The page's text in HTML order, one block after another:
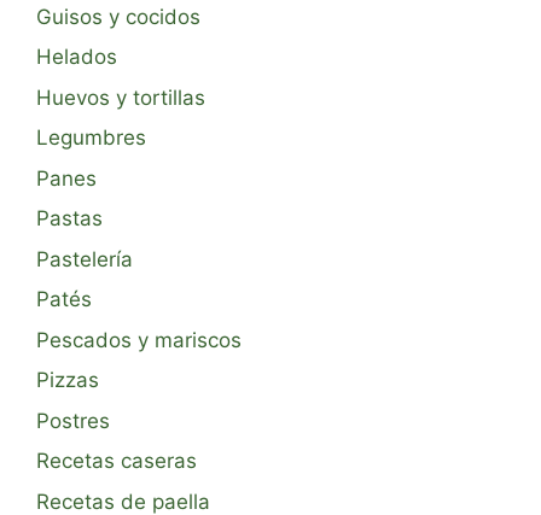
Guisos y cocidos
Helados
Huevos y tortillas
Legumbres
Panes
Pastas
Pastelería
Patés
Pescados y mariscos
Pizzas
Postres
Recetas caseras
Recetas de paella